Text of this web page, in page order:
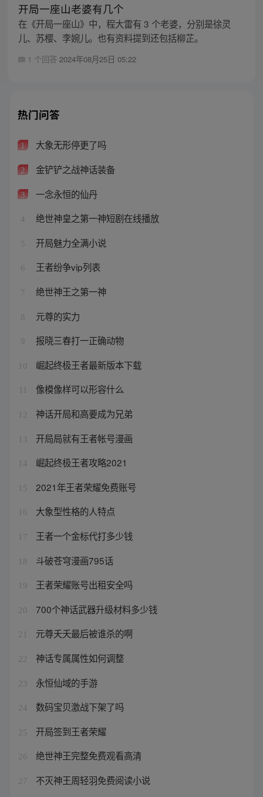
开局一座山老婆有几个
在《开局一座山》中，程大雷有 3 个老婆，分别是徐灵
儿、苏樱、李婉儿。也有资料提到还包括柳芷。
1 个回答 2024年08月25日 05:22
热门问答
1 大象无形停更了吗
2 金铲铲之战神话装备
3 一念永恒的仙丹
4 绝世神皇之第一神短剧在线播放
5 开局魅力全满小说
6 王者纷争vip列表
7 绝世神王之第一神
8 元尊的实力
9 报晓三春打一正确动物
10 崛起终极王者最新版本下载
像模像样可以形容什么
12 神话开局和高要成为兄弟
13 开局局就有王者帐号漫画
14 崛起终极王者攻略2021
15 2021年王者荣耀免费账号
16 大象型性格的人特点
17 王者一个金标代打多少钱
18 斗破苍穹漫画795话
19 王者荣耀账号出租安全吗
20 700个神话武器升级材料多少钱
21 元尊夭夭最后被谁杀的啊
22 神话专属属性如何调整
23 永恒仙域的手游
24 数码宝贝激战下架了吗
25 开局签到王者荣耀
26 绝世神王完整免费观看高清
27 不灭神王周轻羽免费阅读小说